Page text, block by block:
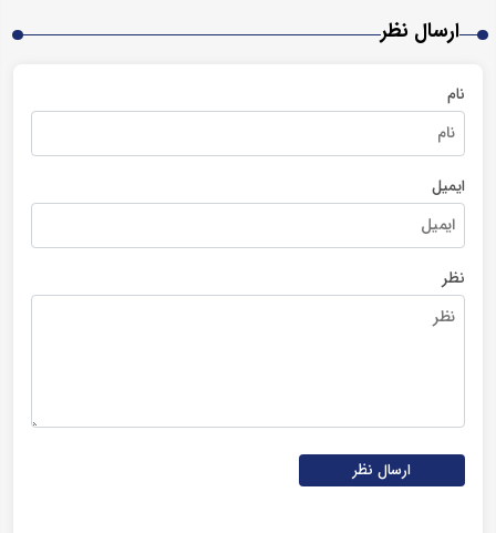
ارسال نظر
نام
ایمیل
نظر
ارسال نظر